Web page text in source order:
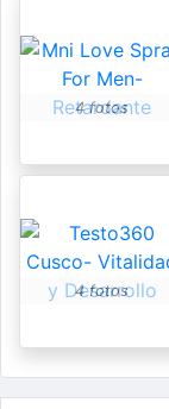
4 fotos
4 fotos